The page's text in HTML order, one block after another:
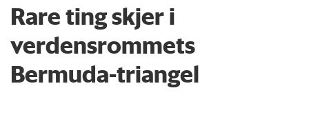
Rare ting skjer i
verdensrommets
Bermuda-triangel